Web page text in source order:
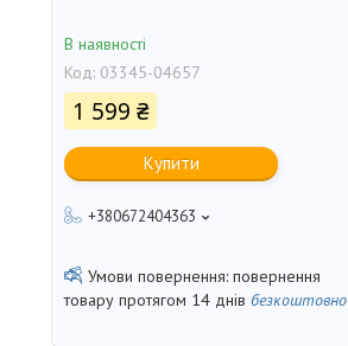
В наявності
Код: 03345-04657
1 599 ₴
Купити
+380672404363
повернення
товару протягом 14 днів безкоштовно